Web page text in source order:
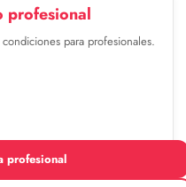
profesional
para profesionales.
profesional